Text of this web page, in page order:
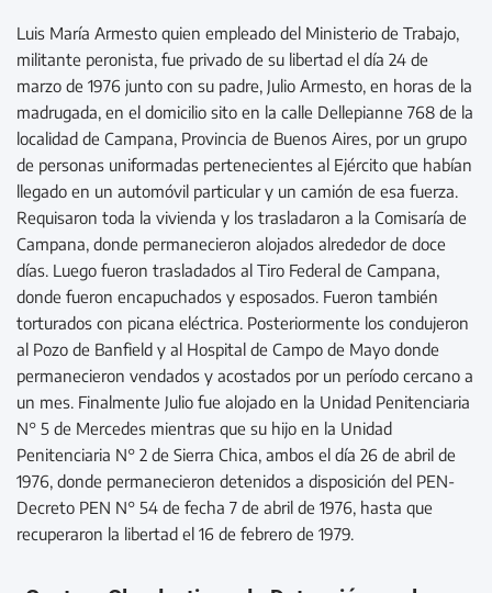
Luis María Armesto quien empleado del Ministerio de Trabajo,
militante peronista, fue privado de su libertad el día 24 de
marzo de 1976 junto con su padre, Julio Armesto, en horas de la
madrugada, en el domicilio sito en la calle Dellepianne 768 de la
localidad de Campana, Provincia de Buenos Aires, por un grupo
de personas uniformadas pertenecientes al Ejército que habían
llegado en un automóvil particular y un camión de esa fuerza.
Requisaron toda la vivienda y los trasladaron a la Comisaría de
Campana, donde permanecieron alojados alrededor de doce
días. Luego fueron trasladados al Tiro Federal de Campana,
donde fueron encapuchados y esposados. Fueron también
torturados con picana eléctrica. Posteriormente los condujeron
al Pozo de Banfield y al Hospital de Campo de Mayo donde
permanecieron vendados y acostados por un período cercano a
un mes. Finalmente Julio fue alojado en la Unidad Penitenciaria
N° 5 de Mercedes mientras que su hijo en la Unidad
Penitenciaria N° 2 de Sierra Chica, ambos el día 26 de abril de
1976, donde permanecieron detenidos a disposición del PEN-
Decreto PEN N° 54 de fecha 7 de abril de 1976, hasta que
recuperaron la libertad el 16 de febrero de 1979.